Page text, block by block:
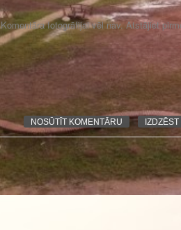
Komentāra fotogrāfijai vēl nav. Atstājiet